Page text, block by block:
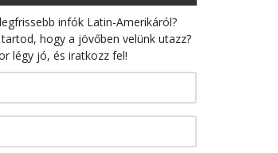
infók Latin-Amerikáról?
hogy a jövőben velünk utazz?
légy jó, és iratkozz fel!